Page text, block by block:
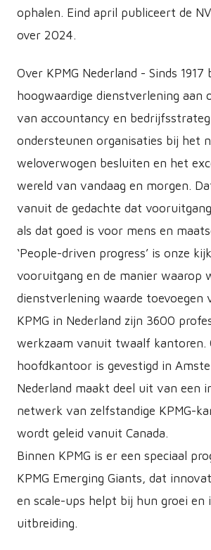
ophalen. Eind april publiceert de
over 2024.
Over KPMG Nederland - Sinds 1917
hoogwaardige dienstverlening aan
van accountancy en
ondersteunen organisaties bij het
weloverwogen besluiten en het
wereld van vandaag en morgen.
vanuit de gedachte dat
als dat goed is voor mens en
‘People-driven progress’ is onze
vooruitgang en de manier waarop
dienstverlening waarde toevoegen
KPMG in Nederland zijn 3600
werkzaam vanuit twaalf kantoren.
hoofdkantoor is gevestigd in
Nederland maakt deel uit van een
netwerk van zelfstandige KPMG-
wordt geleid vanuit Canada.
Binnen KPMG is er een speciaal
KPMG Emerging Giants, dat
en scale-ups helpt bij hun groei en
uitbreiding.